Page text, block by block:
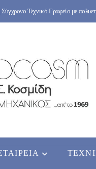
Τεχνικό Γραφείο με